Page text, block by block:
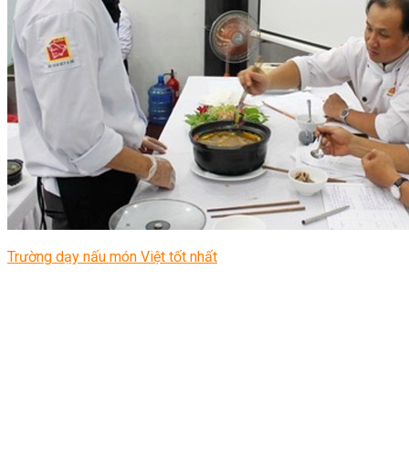
Trường dạy nấu món Việt tốt nhất